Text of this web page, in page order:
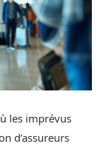
les imprévus
d’assureurs